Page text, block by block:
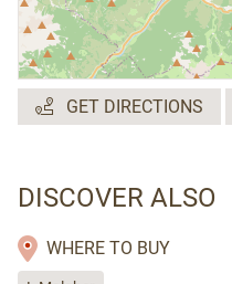
GET DIRECTIONS
DISCOVER ALSO
WHERE TO BUY